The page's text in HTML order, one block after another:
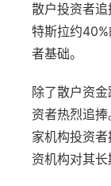
散户投资者
特斯拉约
者基础。
除了散户资
资者热烈追
家机构投资
资机构对其长